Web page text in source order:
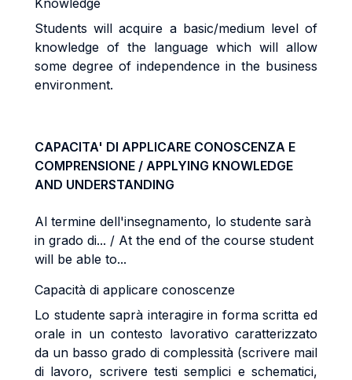
Knowledge
Students will acquire a basic/medium level of
knowledge of the language which will allow
some degree of independence in the business
environment.
CAPACITA' DI APPLICARE CONOSCENZA E
COMPRENSIONE / APPLYING KNOWLEDGE
AND UNDERSTANDING
Al termine dell'insegnamento, lo studente sarà
in grado di... / At the end of the course student
will be able to...
Capacità di applicare conoscenze
Lo studente saprà interagire in forma scritta ed
orale in un contesto lavorativo caratterizzato
da un basso grado di complessità (scrivere mail
di lavoro, scrivere testi semplici e schematici,